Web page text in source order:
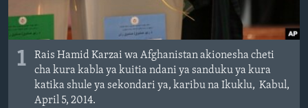
1
Rais Hamid Karzai wa Afghanistan akionesha cheti
cha kura kabla ya kuitia ndani ya sanduku ya kura
katika shule ya sekondari ya, karibu na Ikuklu, Kabul,
April 5, 2014.